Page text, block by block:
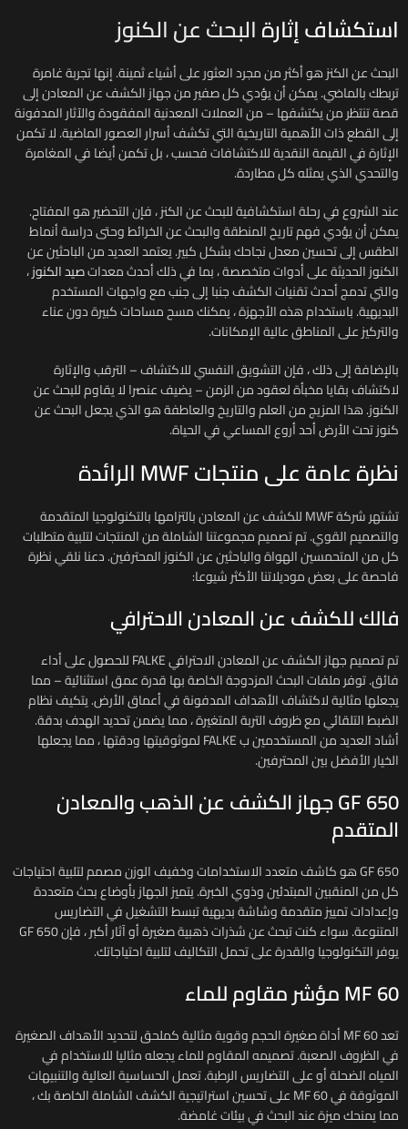
استكشاف إثارةالبحث عن الكنوز
البحث عن الكنز هو أكثر من مجرد العثور على أشياء ثمينة. إنها تجربة غامرة
تربطك بالماضي. يمكن أن يؤدي كل صفير من جهاز الكشف عن المعادن إلى
قصة تنتظر من يكتشفها – من العملات المعدنية المفقودة والآثار المدفونة
إلى القطع ذات الأهمية التاريخية التي تكشف أسرار العصور الماضية. لا تكمن
الإثارة في القيمة النقدية للاكتشافات فحسب ، بل تكمن أيضا في المغامرة
والتحدي الذي يمثله كل مطاردة.
عند الشروع في رحلة استكشافية للبحث عن الكنز ، فإن التحضير هو المفتاح.
يمكن أن يؤدي فهم تاريخ المنطقة والبحث عن الخرائط وحتى دراسة أنماط
الطقس إلى تحسين معدل نجاحك بشكل كبير. يعتمد العديد من الباحثين عن
الكنوز الحديثة على أدوات متخصصة ، بما في ذلك أحدث معداتصيد الكنوز،
والتي تدمج أحدث تقنيات الكشف جنبا إلى جنب مع واجهات المستخدم
البديهية. باستخدام هذه الأجهزة ، يمكنك مسح مساحات كبيرة دون عناء
والتركيز على المناطق عالية الإمكانات.
بالإضافة إلى ذلك ، فإن التشويق النفسي للاكتشاف – الترقب والإثارة
لاكتشاف بقايا مخبأة لعقود من الزمن – يضيف عنصرا لا يقاوم للبحث عن
الكنوز. هذا المزيج من العلم والتاريخ والعاطفة هو الذي يجعل البحث عن
كنوز تحت الأرض أحد أروع المساعي في الحياة.
نظرة عامة على منتجات MWF الرائدة
تشتهر شركة MWF للكشف عن المعادن بالتزامها بالتكنولوجيا المتقدمة
والتصميم القوي. تم تصميم مجموعتنا الشاملة من المنتجات لتلبية متطلبات
كل من المتحمسين الهواة والباحثين عن الكنوز المحترفين. دعنا نلقي نظرة
فاحصة على بعض موديلاتنا الأكثر شيوعا:
فالك للكشف عن المعادن الاحترافي
تم تصميم جهاز الكشف عن المعادن الاحترافي FALKE للحصول على أداء
فائق. توفر ملفات البحث المزدوجة الخاصة بها قدرة عمق استثنائية – مما
يجعلها مثالية لاكتشاف الأهداف المدفونة في أعماق الأرض. يتكيف نظام
الضبط التلقائي مع ظروف التربة المتغيرة ، مما يضمن تحديد الهدف بدقة.
أشاد العديد من المستخدمين ب FALKE لموثوقيتها ودقتها ، مما يجعلها
الخيار الأفضل بين المحترفين.
GF 650 جهاز الكشف عن الذهب والمعادن
المتقدم
GF 650 هو كاشف متعدد الاستخدامات وخفيف الوزن مصمم لتلبية احتياجات
كل من المنقبين المبتدئين وذوي الخبرة. يتميز الجهاز بأوضاع بحث متعددة
وإعدادات تمييز متقدمة وشاشة بديهية تبسط التشغيل في التضاريس
المتنوعة. سواء كنت تبحث عن شذرات ذهبية صغيرة أو آثار أكبر ، فإن GF 650
يوفر التكنولوجيا والقدرة على تحمل التكاليف لتلبية احتياجاتك.
MF 60 مؤشر مقاوم للماء
تعد MF 60 أداة صغيرة الحجم وقوية مثالية كملحق لتحديد الأهداف الصغيرة
في الظروف الصعبة. تصميمه المقاوم للماء يجعله مثاليا للاستخدام في
المياه الضحلة أو على التضاريس الرطبة. تعمل الحساسية العالية والتنبيهات
الموثوقة في MF 60 على تحسين استراتيجية الكشف الشاملة الخاصة بك ،
مما يمنحك ميزة عند البحث في بيئات غامضة.